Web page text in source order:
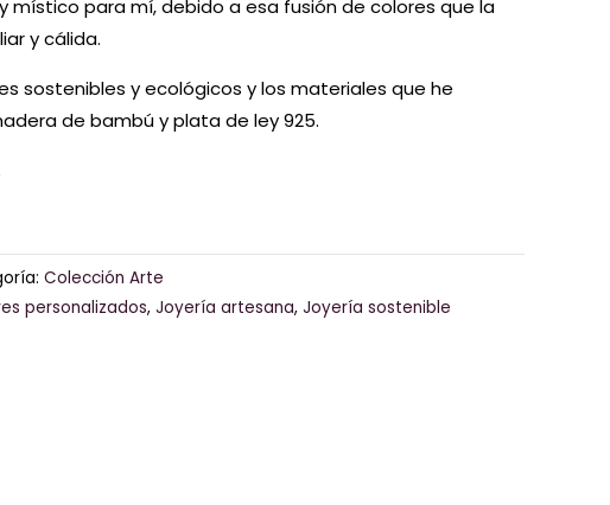
para mí, debido a esa fusión de colores que la
y cálida.
sostenibles y ecológicos y los materiales que he
de bambú y plata de ley 925.
Colección Arte
personalizados, Joyería artesana, Joyería sostenible